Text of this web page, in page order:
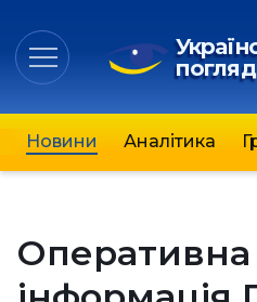
погляд
Новини Аналітика
Оперативна